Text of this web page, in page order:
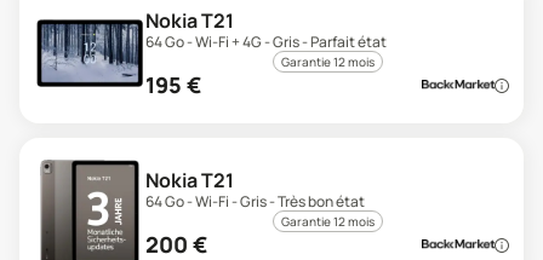
Nokia T21
64 Go - Wi-Fi + 4G - Gris - Parfait état
Garantie 12 mois
195 €
Nokia T21
64 Go - Wi-Fi - Gris - Très bon état
Garantie 12 mois
200 €